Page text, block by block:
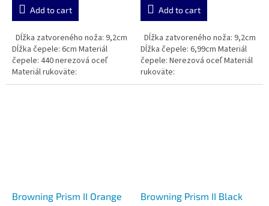
Add to cart
Dĺžka zatvoreného noža: 9,2cm
Dĺžka čepele: 6cm Materiál
čepele: 440 nerezová oceľ
Materiál rukoväte:
Add to cart
Dĺžka zatvoreného noža: 9,2cm
Dĺžka čepele: 6,99cm Materiál
čepele: Nerezová oceľ Materiál
rukoväte:
Browning Prism II Orange Browning Prism II Black